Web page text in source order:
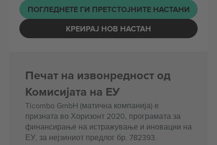
ПОГЛЕДНЕТЕ ГИ ПРЕТСТОЈНИТЕ НАСТАНИ
КРЕИРАЈ НОВ НАСТАН
Печат на извонредност од
Комисијата на ЕУ
Ticombo GmbH (матична компанија) е
призната во Хоризонт 2020, програмата за
финансирање на истражување и иновации на
ЕУ, за нејзиниот предлог бр. 782393.